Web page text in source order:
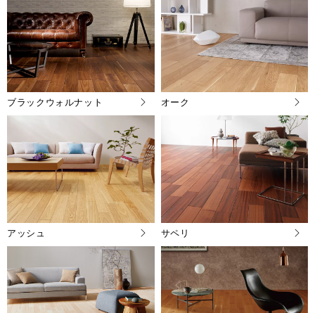
ブラックウォルナット オーク
アッシュ サペリ